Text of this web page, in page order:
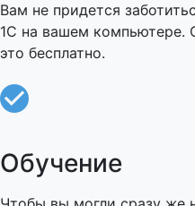
Вам не придется
1C на вашем компьютере.
это бесплатно.
Обучение